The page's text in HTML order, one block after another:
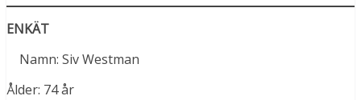
ENKÄT
Namn: Siv Westman
Ålder: 74 år